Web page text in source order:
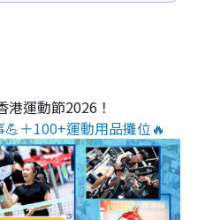
港運動節2026！
＋100+運動用品攤位🔥